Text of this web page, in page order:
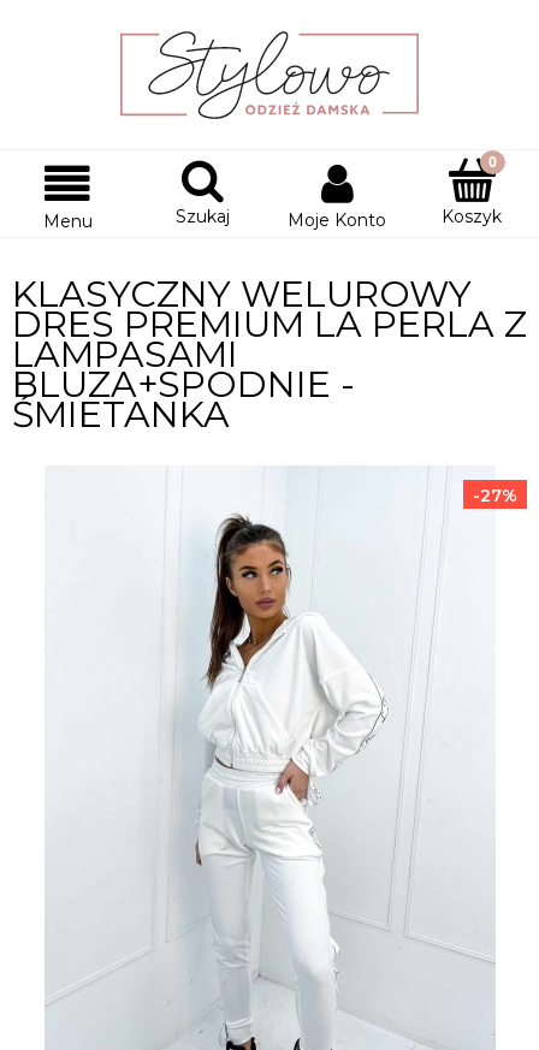
Menu Szukaj Moje Konto Koszyk
KLASYCZNY WELUROWY
DRES PREMIUM LA PERLA Z
LAMPASAMI
BLUZA+SPODNIE -
ŚMIETANKA
-27%